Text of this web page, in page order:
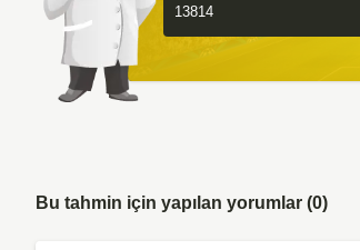
Bu tahmin için yapılan yorumlar (0)